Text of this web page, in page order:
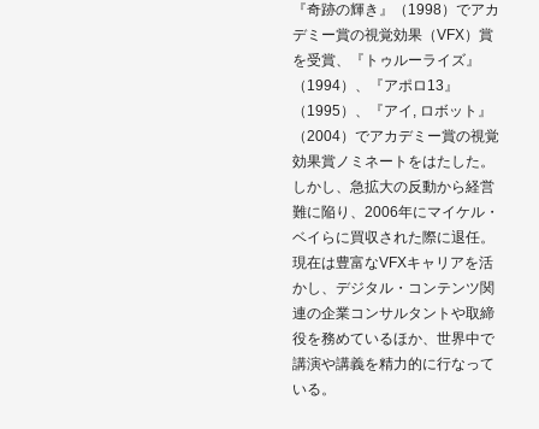
『奇跡の輝き』（1998）でアカ
デミー賞の視覚効果（VFX）賞
を受賞、『トゥルーライズ』
（1994）、『アポロ13』
（1995）、『アイ, ロボット』
（2004）でアカデミー賞の視覚
効果賞ノミネートをはたした。
しかし、急拡大の反動から経営
難に陥り、2006年にマイケル・
ベイらに買収された際に退任。
現在は豊富なVFXキャリアを活
かし、デジタル・コンテンツ関
連の企業コンサルタントや取締
役を務めているほか、世界中で
講演や講義を精力的に行なって
いる。